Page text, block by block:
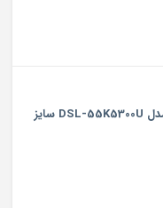
تلوزیون ال ای دی دوو مدل DSL-55K5300U سایز